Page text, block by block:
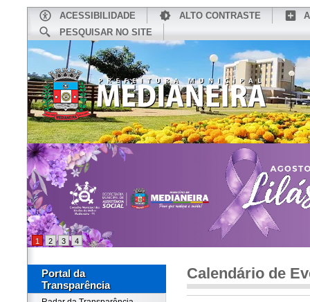
ACESSIBILIDADE ALTO CONTRASTE
PESQUISAR NO SITE
CONHEÇA MEDIANEIRA
1 2 3 4
Portal da
Transparência
Calendário de